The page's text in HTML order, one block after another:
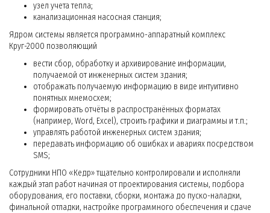
узел учета тепла;
канализационная насосная станция;
Ядром системы является программно-аппаратный комплекс
Круг-2000 позволяющий
вести сбор, обработку и архивирование информации,
получаемой от инженерных систем здания;
отображать получаемую информацию в виде интуитивно
понятных мнемосхем;
формировать отчёты в распространённых форматах
(например, Word, Excel), строить графики и диаграммы и т.п.;
управлять работой инженерных систем здания;
передавать информацию об ошибках и авариях посредством
SMS;
Сотрудники НПО «Кедр» тщательно контролировали и исполняли
каждый этап работ начиная от проектирования системы, подбора
оборудования, его поставки, сборки, монтажа до пуско-наладки,
финальной отладки, настройке программного обеспечения и сдаче